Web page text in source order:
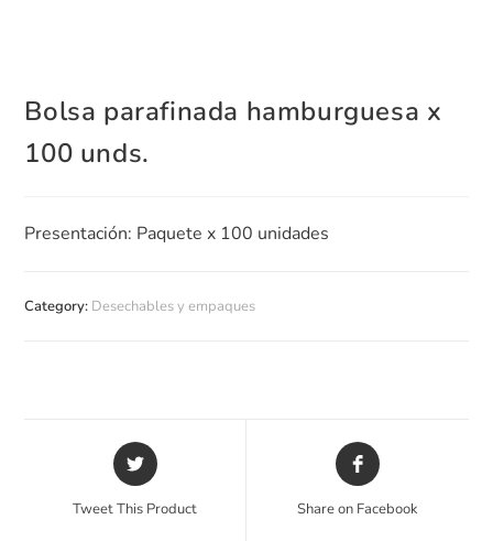
Bolsa parafinada hamburguesa x
100 unds.
Presentación: Paquete x 100 unidades
Category: Desechables y empaques
Tweet This Product Share on Facebook